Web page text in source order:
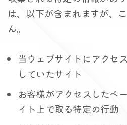
は、以下が含まれますが、
ん。
当ウェブサイトにアクセ
していたサイト
お客様がアクセスしたペ
イト上で取る特定の行動